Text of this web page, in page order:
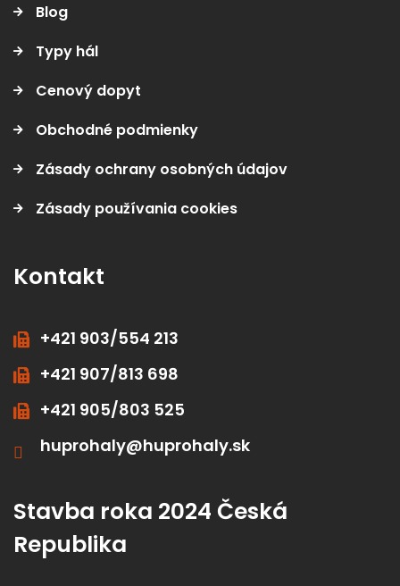
Blog
Typy hál
Cenový dopyt
Obchodné podmienky
Zásady ochrany osobných údajov
Zásady používania cookies
Kontakt
+421 903/554 213
+421 907/813 698
+421 905/803 525
huprohaly@huprohaly.sk
Stavba roka 2024 Česká
Republika